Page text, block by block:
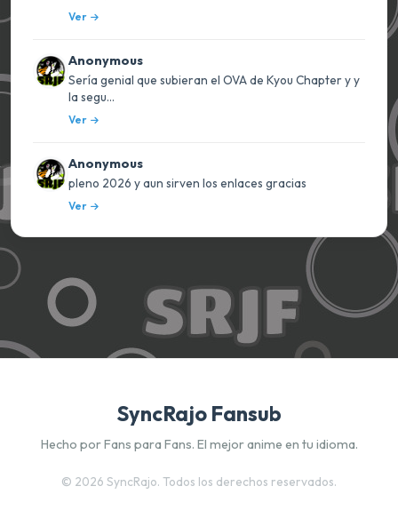
Ver
Anonymous
Sería genial que subieran el OVA de Kyou Chapter y y
la segu...
Ver
Anonymous
pleno 2026 y aun sirven los enlaces gracias
Ver
SyncRajo Fansub
Hecho por Fans para Fans. El mejor anime en tu idioma.
© 2026 SyncRajo. Todos los derechos reservados.